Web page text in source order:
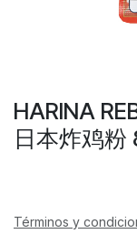
HARINA
日本炸鸡粉
Términos y